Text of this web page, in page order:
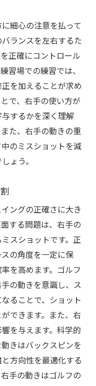
改善する具体的
練習手順
を強化
めの練習方法
レーニング
善ステップ
る具体的アプロー
える影響を検証す
える影響を分析
する右手の動作
効果を検証
ショットを改善
に与える変化を探
右手の影響を確認
細心の注意を払って
ランスを左右するた
正確にコントロール
習場での練習では、
を加えることが求め
で、右手の使い方が
するかを深く理解
た、右手の動きの重
のミスショットを減
ょう。
ングの正確さに大き
する問題は、右手の
スショットです。正
の角度を一定に保
を高めます。ゴルフ
の動きを意識し、ス
ることで、ショット
できます。また、右
を与えます。科学的
きはバックスピンを
方向性を最適化する
手の動きはゴルフの